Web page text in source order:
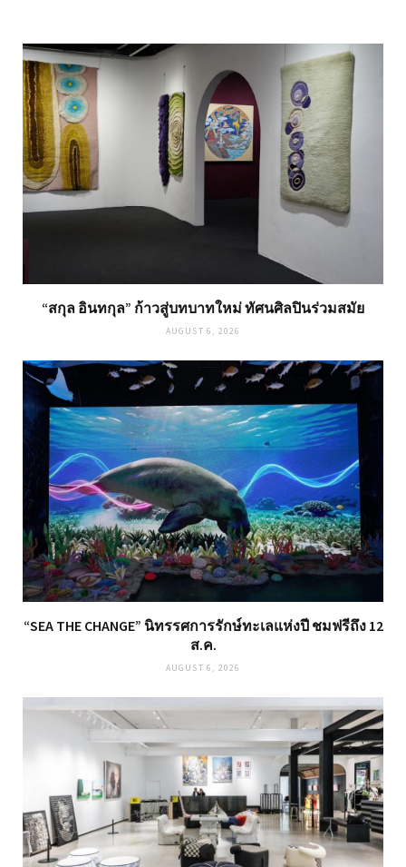
“สกุล อินทกุล” ก้าวสู่บทบาทใหม่ ทัศนศิลปินร่วมสมัย
AUGUST 6, 2026
“SEA THE CHANGE” นิทรรศการรักษ์ทะเลแห่งปี ชมฟรีถึง 12
ส.ค.
AUGUST 6, 2026